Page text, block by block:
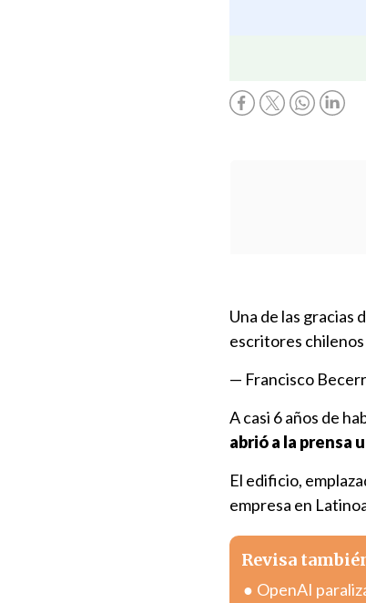
Una de las gracias
escritores chilenos
— Francisco
A casi 6 años de
abrió a la prensa
El edificio,
empresa en
Revisa
OpenAI